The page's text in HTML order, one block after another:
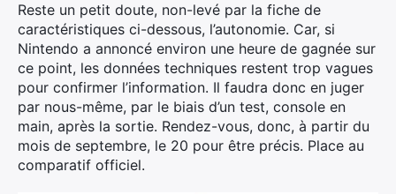
Reste un petit doute, non-levé par la fiche de
caractéristiques ci-dessous, l’autonomie. Car, si
Nintendo a annoncé environ une heure de gagnée sur
ce point, les données techniques restent trop vagues
pour confirmer l’information. Il faudra donc en juger
par nous-même, par le biais d’un test, console en
main, après la sortie. Rendez-vous, donc, à partir du
mois de septembre, le 20 pour être précis. Place au
comparatif officiel.